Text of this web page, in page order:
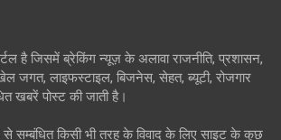
है जिसमें ब्रेकिंग न्यूज़ के अलावा राजनीति, प्रशासन,
जगत, लाइफस्टाइल, बिजनेस, सेहत, ब्यूटी, रोजगार
खबरें पोस्ट की जाती है।
सम्बंधित किसी भी तरह के विवाद के लिए साइट के कुछ